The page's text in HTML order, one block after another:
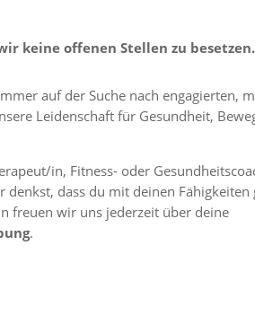
keine offenen Stellen zu besetzen.
auf der Suche nach engagierten,
Leidenschaft für Gesundheit,
in, Fitness- oder
denkst, dass du mit deinen Fähigkeiten
freuen wir uns jederzeit über deine
.